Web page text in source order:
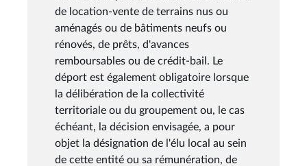
de location-vente de terrains nus ou
aménagés ou de bâtiments neufs ou
rénovés, de prêts, d'avances
remboursables ou de crédit-bail. Le
déport est également obligatoire lorsque
la délibération de la collectivité
territoriale ou du groupement ou, le cas
échéant, la décision envisagée, a pour
objet la désignation de l'élu local au sein
de cette entité ou sa rémunération, de